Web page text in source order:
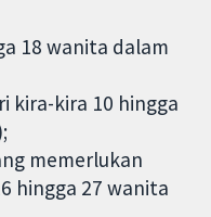
18 wanita dalam
kira-kira 10 hingga
memerlukan
hingga 27 wanita